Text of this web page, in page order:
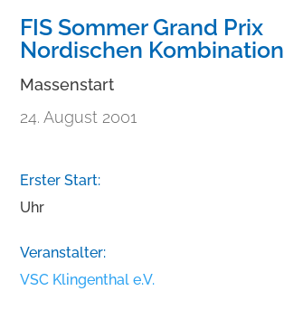
FIS Sommer Grand Prix
Nordischen Kombination
Massenstart
24. August 2001
Erster Start:
Uhr
Veranstalter:
VSC Klingenthal e.V.